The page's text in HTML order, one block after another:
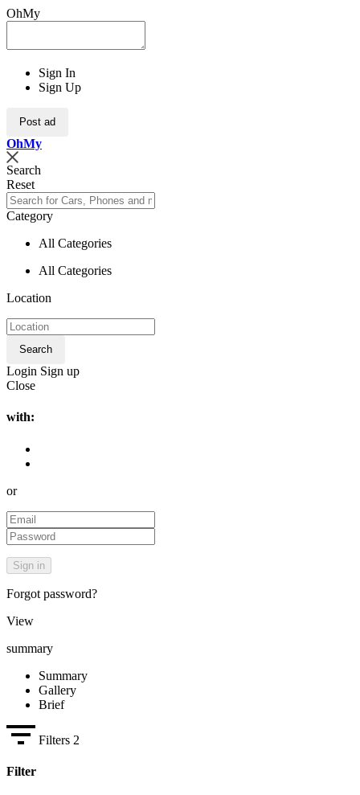
OhMy
Sign In
Sign Up
Post ad
OhMy
Search
Reset
Category
All Categories
All Categories
Location
Search
Login Sign up
Close
with:
or
Forgot password?
View
summary
Summary
Gallery
Brief
Filters 2
Filter